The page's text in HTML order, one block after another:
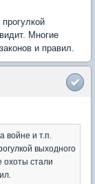
Многие
и правил.
войне и т.п.
выходного
охоты стали